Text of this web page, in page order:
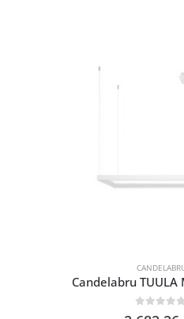
Candelabru TUULA
out